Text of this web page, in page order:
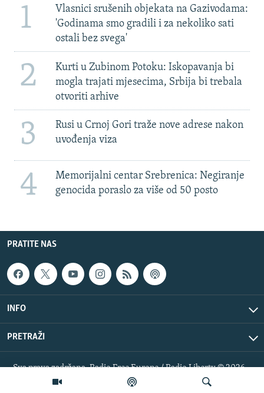
1
Vlasnici srušenih objekata na Gazivodama:
'Godinama smo gradili i za nekoliko sati
ostali bez svega'
2
Kurti u Zubinom Potoku: Iskopavanja bi
mogla trajati mjesecima, Srbija bi trebala
otvoriti arhive
3
Rusi u Crnoj Gori traže nove adrese nakon
uvođenja viza
4
Memorijalni centar Srebrenica: Negiranje
genocida poraslo za više od 50 posto
PRATITE NAS
INFO
PRETRAŽI
Sva prava zadržana. Radio Free Europe / Radio Liberty © 2026
RFE/RL, Inc.